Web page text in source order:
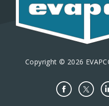
Copyright © 2026